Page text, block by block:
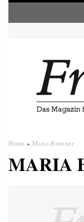
Home » Maria Bronner
MARIA